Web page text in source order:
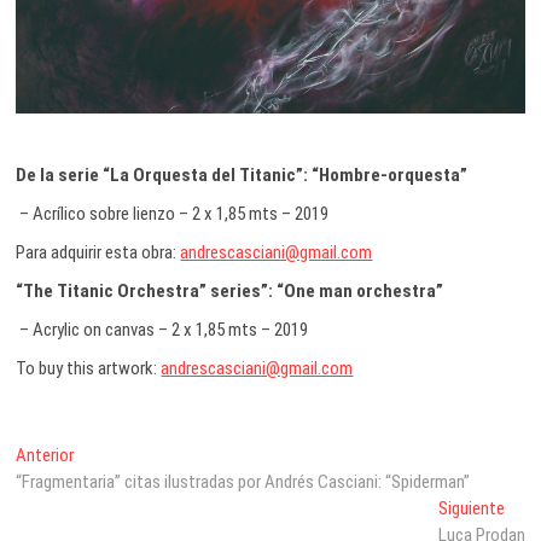
De la serie “La Orquesta del Titanic”: “Hombre-orquesta”
– Acrílico sobre lienzo – 2 x 1,85 mts – 2019
Para adquirir esta obra:andrescasciani@gmail.com
“The Titanic Orchestra” series”: “One man orchestra”
– Acrylic on canvas – 2 x 1,85 mts – 2019
To buy this artwork:andrescasciani@gmail.com
Navegación
de
AnteriorEntrada
anterior:
“Fragmentaria” citas ilustradas por Andrés Casciani: “Spiderman”
Siguiente
Luca Prodan